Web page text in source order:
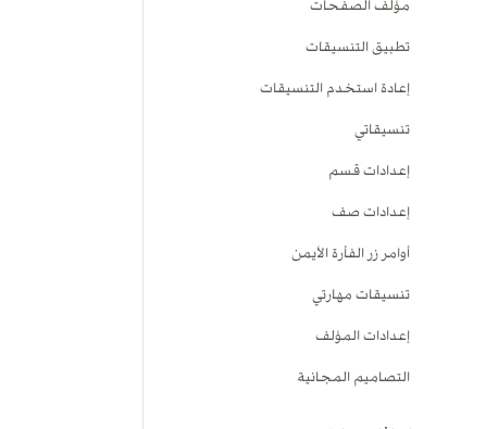
مؤلف الصفحات
تطبيق التنسيقات
إعادة استخدم التنسيقات
تنسيقاتي
إعدادات قسم
إعدادات صف
أوامر زر الفأرة الأيمن
تنسيقات مهارتي
إعدادات المؤلف
التصاميم المجانية